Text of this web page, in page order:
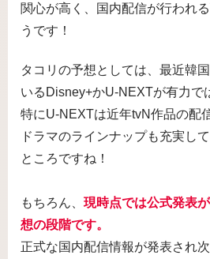
関心が高く、国内配信が行われ
うです！
タコリの予想としては、最近韓
いるDisney+かU-NEXTが有力で
特にU-NEXTは近年tvN作品の配
ドラマのラインナップも充実し
ところですね！
もちろん、 現時点では公式発表
想の段階です。
正式な国内配信情報が発表され